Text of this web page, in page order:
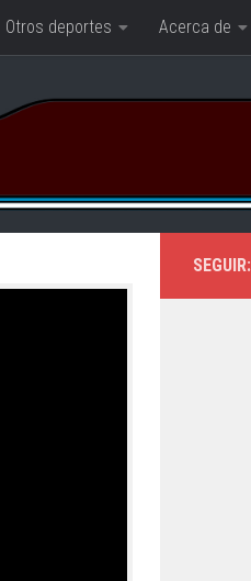
Otros deportes Acerca de
SEGUIR: